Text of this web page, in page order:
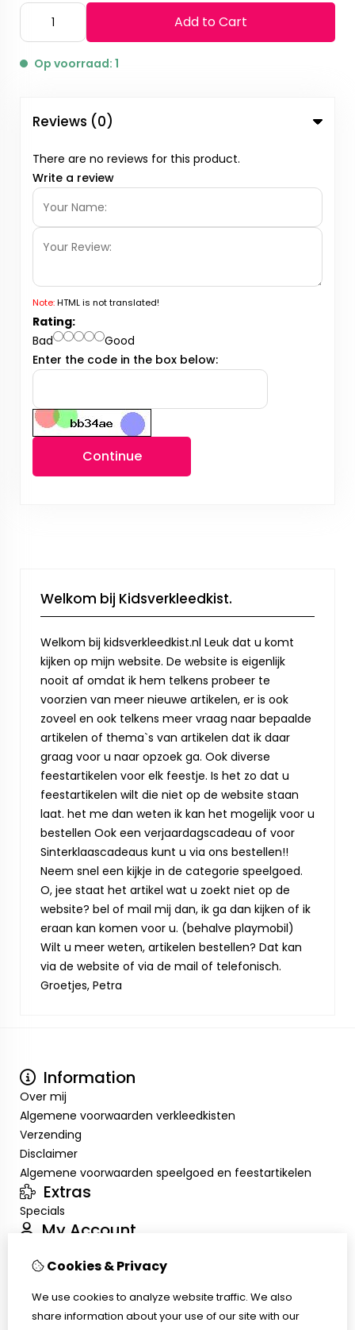
Add to Cart
Op voorraad: 1
Reviews (0)
There are no reviews for this product.
Write a review
Note:HTML is not translated!
Rating:
Bad
Good
Enter the code in the box below:
Continue
Welkom bij Kidsverkleedkist.
Welkom bij kidsverkleedkist.nl Leuk dat u komt
kijken op mijn website. De website is eigenlijk
nooit af omdat ik hem telkens probeer te
voorzien van meer nieuwe artikelen, er is ook
zoveel en ook telkens meer vraag naar bepaalde
artikelen of thema`s van artikelen dat ik daar
graag voor u naar opzoek ga. Ook diverse
feestartikelen voor elk feestje. Is het zo dat u
feestartikelen wilt die niet op de website staan
laat. het me dan weten ik kan het mogelijk voor u
bestellen Ook een verjaardagscadeau of voor
Sinterklaascadeaus kunt u via ons bestellen!!
Neem snel een kijkje in de categorie speelgoed.
O, jee staat het artikel wat u zoekt niet op de
website? bel of mail mij dan, ik ga dan kijken of ik
eraan kan komen voor u. (behalve playmobil)
Wilt u meer weten, artikelen bestellen? Dat kan
via de website of via de mail of telefonisch.
Groetjes, Petra
Information
Over mij
Algemene voorwaarden verkleedkisten
Verzending
Disclaimer
Algemene voorwaarden speelgoed en feestartikelen
Extras
Specials
My Account
Order History
Customer Service
Cookies & Privacy
We use cookies to analyze website traffic. We also
share information about your use of our site with our